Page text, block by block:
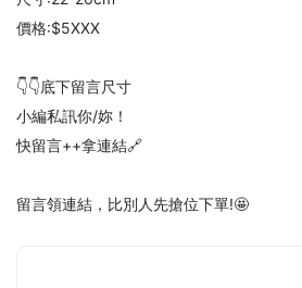
價格:$5XXX
👇👇底下留言尺寸
小編私訊你/妳！
快留言++拿連結🔗
留言領連結，比別人先搶位下單!🤩